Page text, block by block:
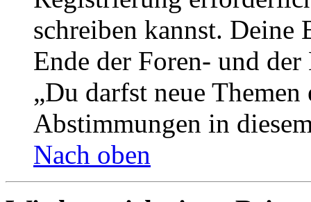
schreiben kannst. Deine
Ende der Foren- und
„Du darfst neue
Abstimmungen in
Nach oben